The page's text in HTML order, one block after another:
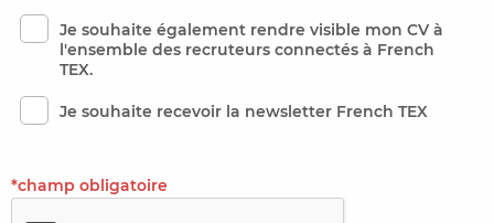
Je souhaite également rendre visible mon CV à
l'ensemble des recruteurs connectés à French
TEX.
Je souhaite recevoir la newsletter French TEX
*champ obligatoire